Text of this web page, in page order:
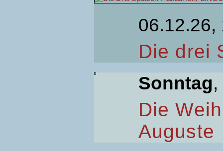
06.12.26,
Die drei
Sonntag
Die
Auguste